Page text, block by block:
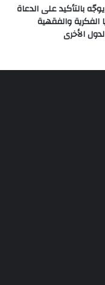
بالتأكيد على الدعاة
الفكرية والفقهية
الأخرى